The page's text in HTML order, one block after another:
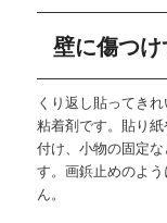
壁に傷つ
くり返し貼ってき
粘着剤です。貼り
付け、小物の固定
す。画鋲止めのよ
ん。